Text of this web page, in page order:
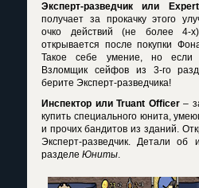
Эксперт-разведчик или
Expert
получает за прокачку этого
очко действий (не более
открывается после покупки
Такое себе умение, но если
Взломщик сейфов из 3-го
берите Эксперт-разведчика!
Инспектор илиTruant Officer–
купить специального юнита,
и прочих бандитов из зданий.
Эксперт-разведчик. Детали об
разделе Юниты.